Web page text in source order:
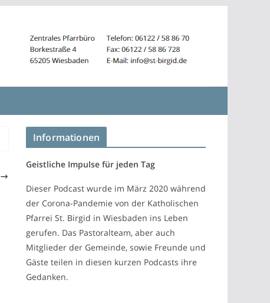
Informationen
Geistliche Impulse für jeden Tag
Dieser Podcast wurde im März 2020 während
der Corona-Pandemie von der Katholischen
Pfarrei St. Birgid in Wiesbaden ins Leben
gerufen. Das Pastoralteam, aber auch
Mitglieder der Gemeinde, sowie Freunde und
Gäste teilen in diesen kurzen Podcasts ihre
Gedanken.